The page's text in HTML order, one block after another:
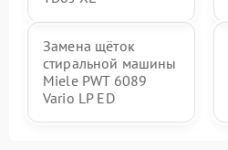
Замена щёток
стиральной машины
Miele PWT 6089
Vario LP ED